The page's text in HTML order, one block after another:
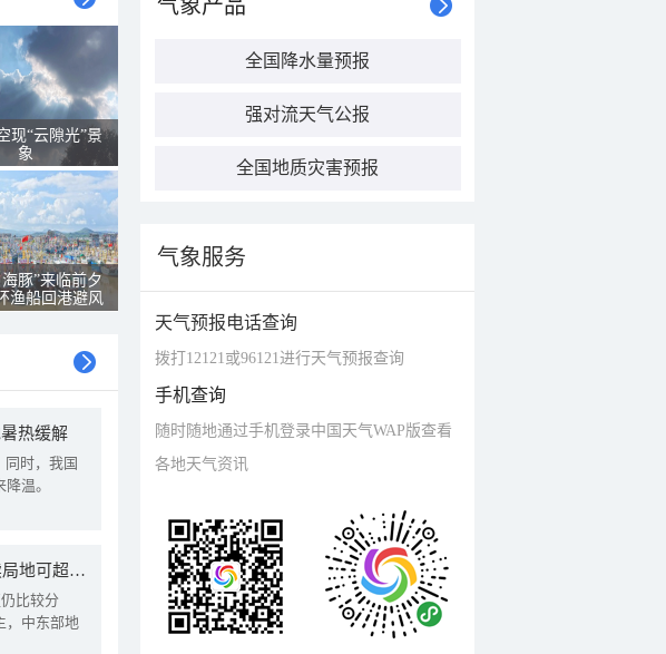
现“云隙光”景
象
豚”来临前夕
渔船回港避风
热缓解
同时，我国
温。
我国降雨强度进一步减弱 中东部大范围桑拿天持续局地可超38℃
比较分
，中东部地
气象产品
全国降水量预报
强对流天气公报
全国地质灾害预报
气象服务
天气预报电话查询
拨打12121或96121进行天气预报查询
手机查询
随时随地通过手机登录中国天气WAP版查看
各地天气资讯